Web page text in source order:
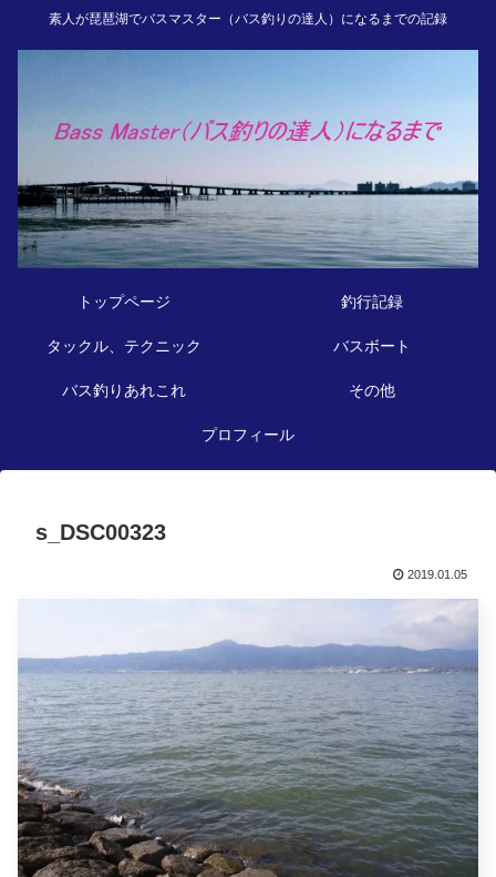
素人が琵琶湖でバスマスター（バス釣りの達人）になるまでの記録
トップページ 釣行記録
タックル、テクニック バスボート
バス釣りあれこれ その他
プロフィール
s_DSC00323
2019.01.05